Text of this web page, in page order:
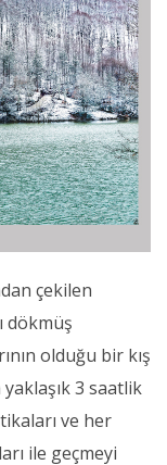
çekilen
dökmüş
olduğu bir kış
3 saatlik
ve her
ile geçmeyi